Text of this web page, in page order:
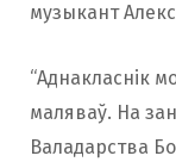
музыкант
“Аднакласнік
маляваў. На
Валадарства